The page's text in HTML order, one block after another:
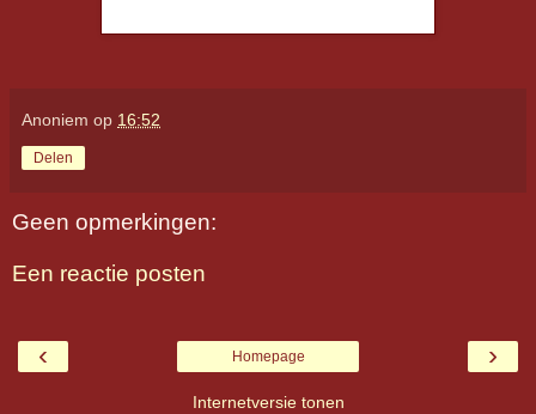
Anoniem op 16:52
Delen
Geen opmerkingen:
Een reactie posten
‹ ›
Homepage
Internetversie tonen